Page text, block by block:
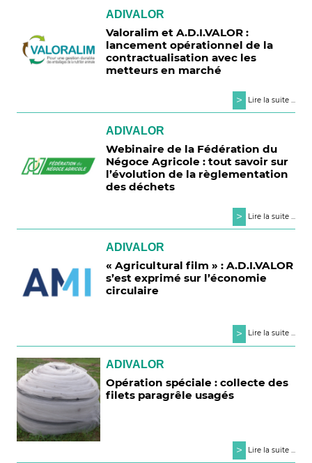
ADIVALOR
Valoralim et A.D.I.VALOR :
lancement opérationnel de la
contractualisation avec les
metteurs en marché
> Lire la suite ...
ADIVALOR
Webinaire de la Fédération du
Négoce Agricole : tout savoir sur
l’évolution de la règlementation
des déchets
> Lire la suite ...
ADIVALOR
« Agricultural film » : A.D.I.VALOR
s’est exprimé sur l’économie
circulaire
> Lire la suite ...
ADIVALOR
Opération spéciale : collecte des
filets paragrêle usagés
> Lire la suite ...